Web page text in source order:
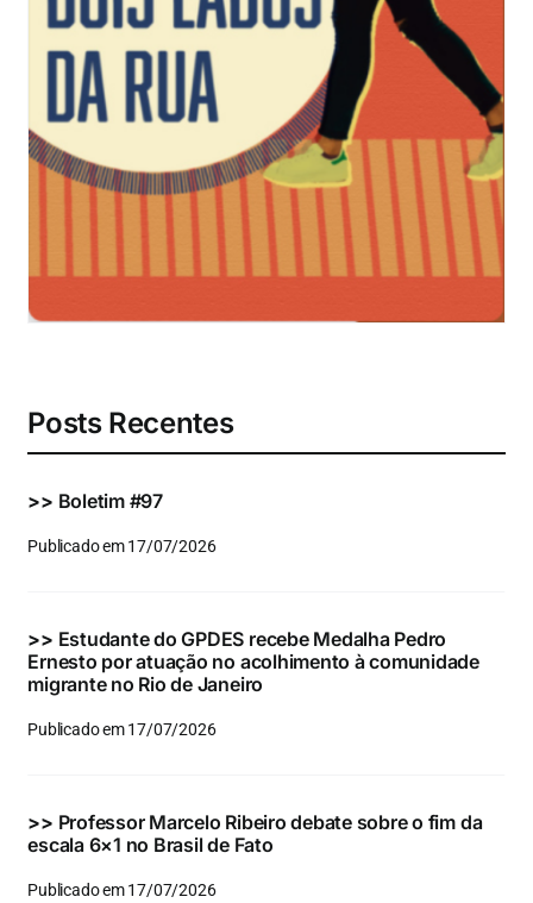
Eventos e Certificados
Comunicação
Buscar
resultados
Posts Recentes
>> Boletim #97
Publicado em 17/07/2026
>> Estudante do GPDES recebe Medalha Pedro
Ernesto por atuação no acolhimento à comunidade
migrante no Rio de Janeiro
Publicado em 17/07/2026
>> Professor Marcelo Ribeiro debate sobre o fim da
escala 6×1 no Brasil de Fato
Publicado em 17/07/2026